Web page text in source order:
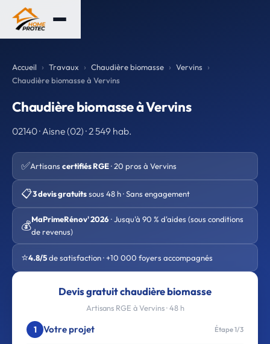
Accueil Travaux Chaudière biomasse
Vervins
Chaudière biomasse à Vervins
Chaudière biomasse à Vervins
02140 · Aisne (02) · 2 549 hab.
✅Artisans certifiés RGE· 20 pros à Vervins
📋3 devis gratuitssous 48 h · Sans engagement
💰MaPrimeRénov' 2026· Jusqu'à 90 % d'aides (sous conditions
de revenus)
⭐4.8/5de satisfaction · +10 000 foyers accompagnés
Devis gratuit chaudière biomasse
Artisans RGE à Vervins · 48 h
1 Votre projet Étape 1/3